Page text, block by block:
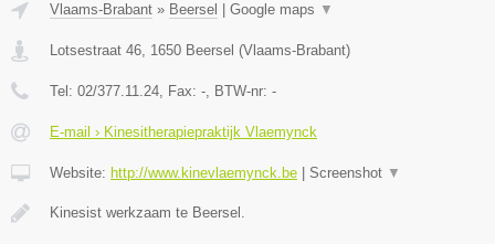
Vlaams-Brabant » Beersel Google maps ▼
Lotsestraat 46, 1650 Beersel (Vlaams-Brabant)
Tel: 02/377.11.24, Fax: -, BTW-nr: -
E-mail › Kinesitherapiepraktijk Vlaemynck
Website: http://www.kinevlaemynck.be Screenshot ▼
Kinesist werkzaam te Beersel.